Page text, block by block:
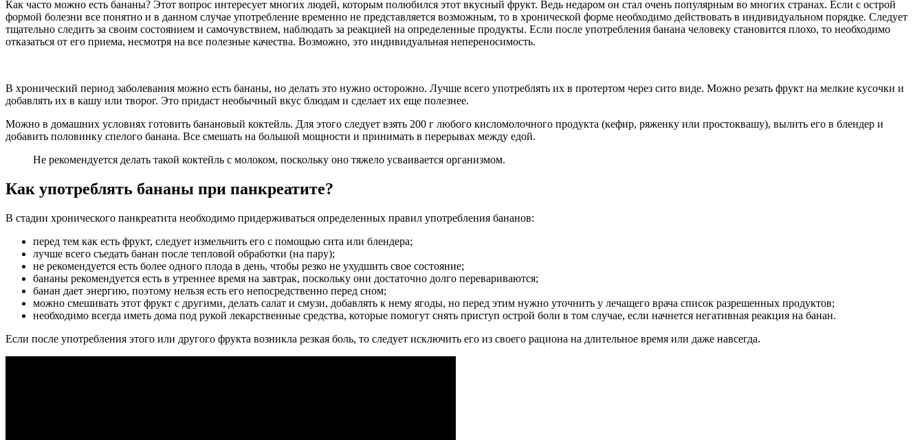
Как часто можно есть бананы? Этот вопрос интересует многих людей, которым полюбился этот вкусный фрукт. Ведь недаром он стал очень популярным во многих странах. Если с острой
формой болезни все понятно и в данном случае употребление временно не представляется возможным, то в хронической форме необходимо действовать в индивидуальном порядке. Следует
тщательно следить за своим состоянием и самочувствием, наблюдать за реакцией на определенные продукты. Если после употребления банана человеку становится плохо, то необходимо
отказаться от его приема, несмотря на все полезные качества. Возможно, это индивидуальная непереносимость.
В хронический период заболевания можно есть бананы, но делать это нужно осторожно. Лучше всего употреблять их в протертом через сито виде. Можно резать фрукт на мелкие кусочки и
добавлять их в кашу или творог. Это придаст необычный вкус блюдам и сделает их еще полезнее.
Можно в домашних условиях готовить банановый коктейль. Для этого следует взять 200 г любого кисломолочного продукта (кефир, ряженку или простоквашу), вылить его в блендер и
добавить половинку спелого банана. Все смешать на большой мощности и принимать в перерывах между едой.
Не рекомендуется делать такой коктейль с молоком, поскольку оно тяжело усваивается организмом.
Как употреблять бананы при панкреатите?
В стадии хронического панкреатита необходимо придерживаться определенных правил употребления бананов:
перед тем как есть фрукт, следует измельчить его с помощью сита или блендера;
лучше всего съедать банан после тепловой обработки (на пару);
не рекомендуется есть более одного плода в день, чтобы резко не ухудшить свое состояние;
бананы рекомендуется есть в утреннее время на завтрак, поскольку они достаточно долго перевариваются;
банан дает энергию, поэтому нельзя есть его непосредственно перед сном;
можно смешивать этот фрукт с другими, делать салат и смузи, добавлять к нему ягоды, но перед этим нужно уточнить у лечащего врача список разрешенных продуктов;
необходимо всегда иметь дома под рукой лекарственные средства, которые помогут снять приступ острой боли в том случае, если начнется негативная реакция на банан.
Если после употребления этого или другого фрукта возникла резкая боль, то следует исключить его из своего рациона на длительное время или даже навсегда.